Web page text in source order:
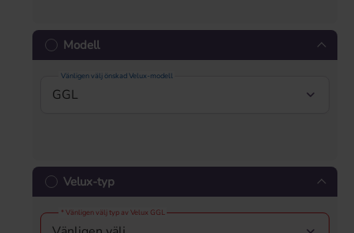
Modell
Vänligen välj önskad Velux-modell
Velux-typ
* Vänligen välj typ av Velux GGL